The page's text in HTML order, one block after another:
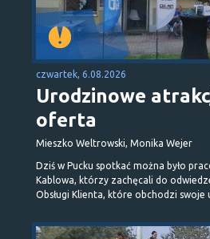
czwartek, 6.08.2026
Urodzinowe
oferta
Mieszko Weltrowski, Monika Wejer
Dziś w Pucku spotkać można było
Kablowa, którzy zachęcali do
Obsługi Klienta, które obchodzi swoje